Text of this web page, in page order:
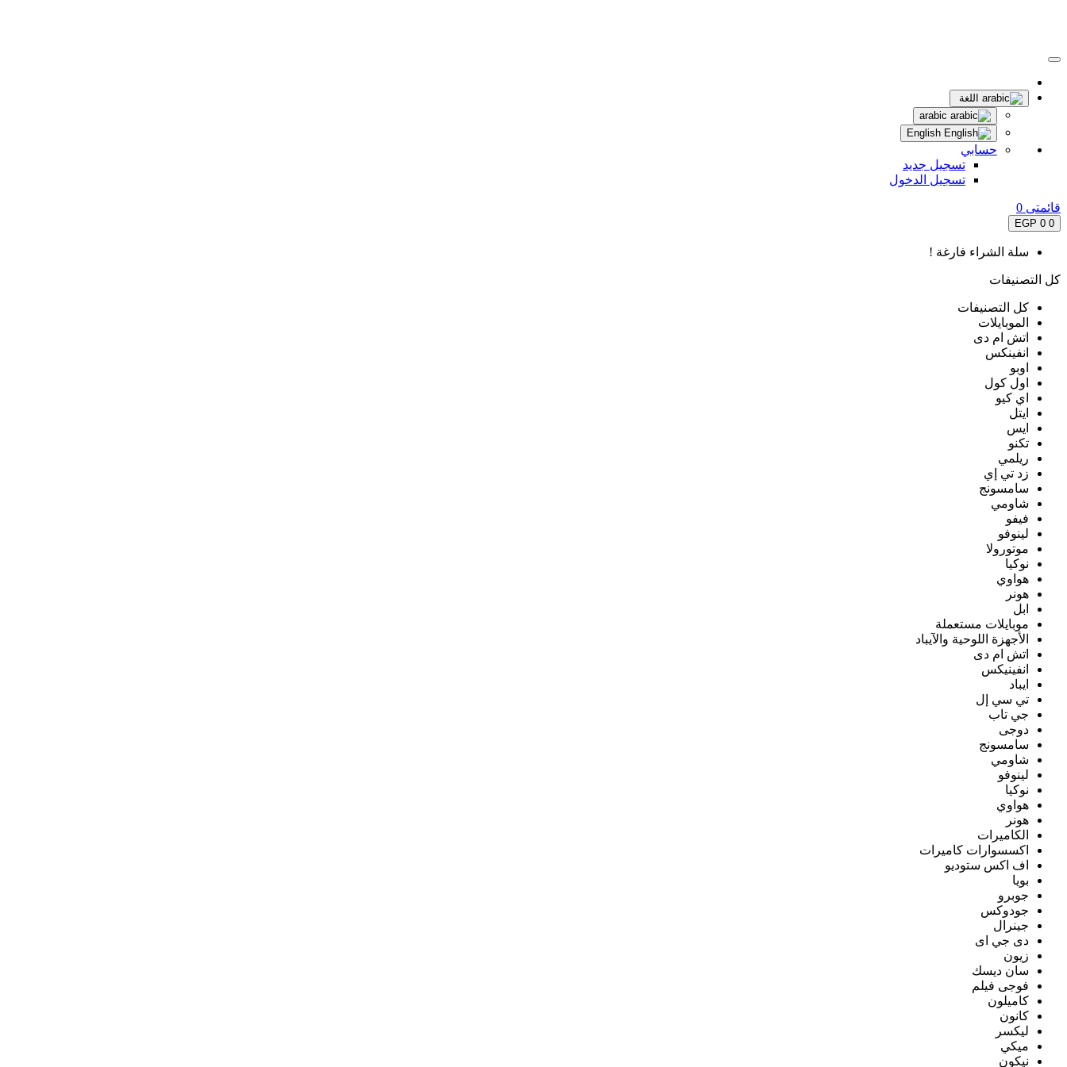
اللغة
حسابي
تسجيل جديد
تسجيل الدخول
قائمتى 0
0
0 EGP
سلة الشراء فارغة !
كل التصنيفات
كل التصنيفات
الموبايلات
اتش ام دى
انفينكس
اوبو
اول كول
اي كيو
ايتل
ايس
تكنو
ريلمي
زد تي إي
سامسونج
شاومي
فيفو
لينوفو
موتورولا
نوكيا
هواوي
هونر
ابل
موبايلات مستعملة
الأجهزة اللوحية والآيباد
اتش ام دى
انفينيكس
ايباد
تي سي إل
جي تاب
دوجى
سامسونج
شاومي
لينوفو
نوكيا
هواوي
هونر
الكاميرات
اكسسوارات كاميرات
اف اكس ستوديو
بويا
جوبرو
جودوكس
جينرال
دى جي اى
زيون
سان ديسك
فوجى فيلم
كاميلون
كانون
ليكسر
ميكي
نيكون